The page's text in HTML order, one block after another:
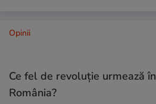
Opinii
Ce fel de revoluție urmează în
România?